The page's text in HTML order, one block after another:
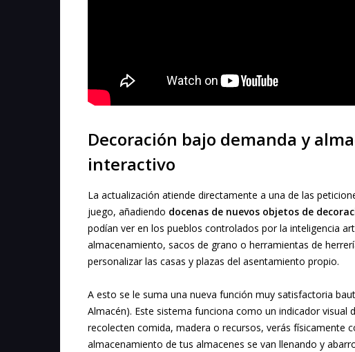
Decoración bajo demanda y
interactivo
La actualización atiende directamente a una de las
juego, añadiendo docenas de nuevos objetos de
podían ver en los pueblos controlados por la inteligencia
almacenamiento, sacos de grano o herramientas de
personalizar las casas y plazas del asentamiento propio.
A esto se le suma una nueva función muy satisfactoria
Almacén). Este sistema funciona como un indicador visual
recolecten comida, madera o recursos, verás físicamente
almacenamiento de tus almacenes se van llenando y